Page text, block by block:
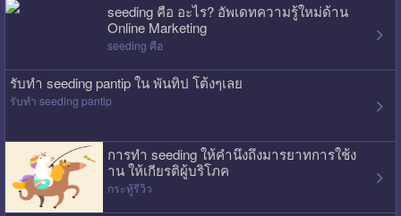
seeding คือ อะไร? อัพเดทความรู้ใหม่ด้าน
Online Marketing
seeding คือ
รับทำ seeding pantip ใน พันทิป โต้งๆเลย
รับทำ seeding pantip
การทำ seeding ให้คำนึงถึงมารยาทการใช้ง
าน ให้เกียรติผู้บริโภค
กระทู้รีวิว